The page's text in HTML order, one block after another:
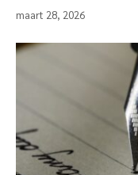
maart 28, 2026